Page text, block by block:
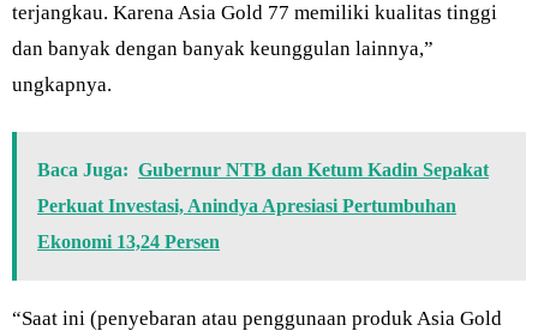
terjangkau. Karena Asia Gold 77 memiliki kualitas tinggi
dan banyak dengan banyak keunggulan lainnya,”
ungkapnya.
Baca Juga: Gubernur NTB dan Ketum Kadin Sepakat
Perkuat Investasi, Anindya Apresiasi Pertumbuhan
Ekonomi 13,24 Persen
“Saat ini (penyebaran atau penggunaan produk Asia Gold